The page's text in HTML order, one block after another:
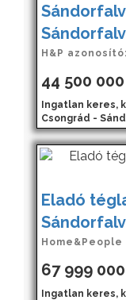
H&P
44 500 000
Ingatlan keres,
Csongrád -
Eladó
67 999 000
Ingatlan keres,